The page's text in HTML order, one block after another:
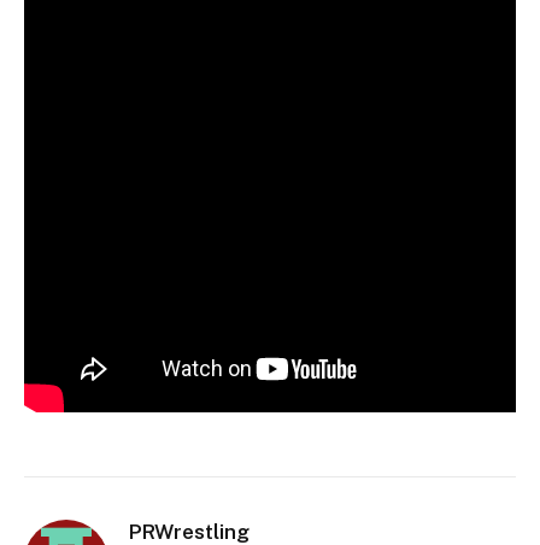
PRWrestling